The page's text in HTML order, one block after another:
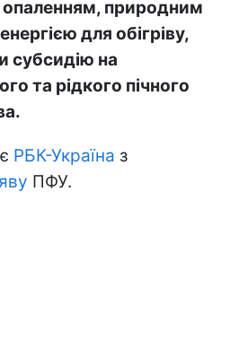
опаленням, природним
для обігріву,
субсидію на
та рідкого пічного
РБК-Україна з
ПФУ.